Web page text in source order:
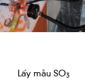
Lấy mẫu SO3